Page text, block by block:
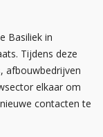
Basiliek in
Tijdens deze
afbouwbedrijven
elkaar om
contacten te